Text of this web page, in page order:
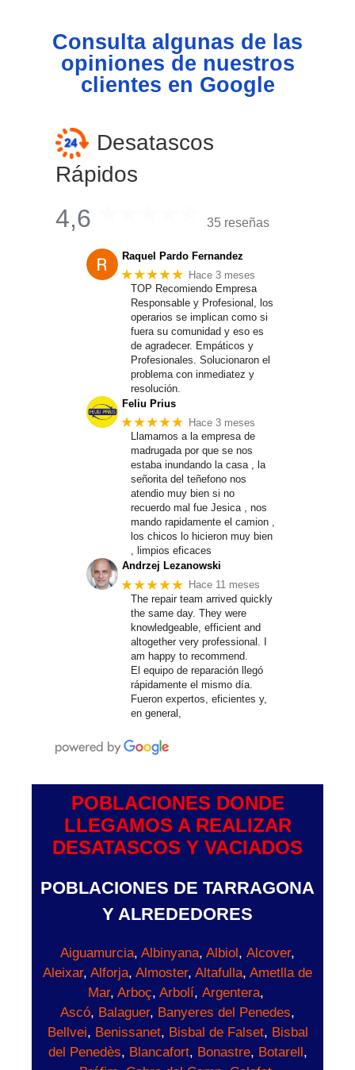
Consulta algunas de las
opiniones de nuestros
clientes en Google
Desatascos
Rápidos
4,6 35 reseñas
Raquel Pardo Fernandez
★★★★★ Hace 3 meses
TOP Recomiendo Empresa
Responsable y Profesional, los
operarios se implican como si
fuera su comunidad y eso es
de agradecer. Empáticos y
Profesionales. Solucionaron el
problema con inmediatez y
resolución.
Feliu Prius
★★★★★ Hace 3 meses
Llamamos a la empresa de
madrugada por que se nos
estaba inundando la casa , la
señorita del teñefono nos
atendio muy bien si no
recuerdo mal fue Jesica , nos
mando rapidamente el camion ,
los chicos lo hicieron muy bien
, limpios eficaces
Andrzej Lezanowski
★★★★★ Hace 11 meses
The repair team arrived quickly
the same day. They were
knowledgeable, efficient and
altogether very professional. I
am happy to recommend.
El equipo de reparación llegó
rápidamente el mismo día.
Fueron expertos, eficientes y,
en general,
POBLACIONES DONDE
LLEGAMOS A REALIZAR
DESATASCOS Y VACIADOS
POBLACIONES DE TARRAGONA
Y ALREDEDORES
Aiguamurcia, Albinyana, Albiol, Alcover,
Aleixar, Alforja, Almoster, Altafulla, Ametlla de
Mar, Arboç, Arbolí, Argentera,
Ascó, Balaguer, Banyeres del Penedes,
Bellvei, Benissanet, Bisbal de Falset, Bisbal
del Penedès, Blancafort, Bonastre, Botarell,